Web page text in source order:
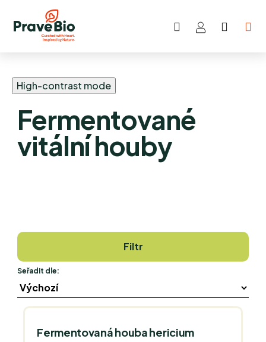
Přejít
Hledat
High-contrast mode
Fermentované
vitální houby
Filtr
Seřadit dle:
Fermentovaná houba hericium